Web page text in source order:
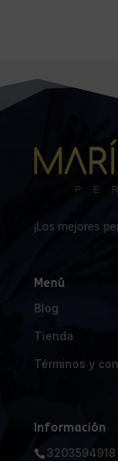
¡Los mejores
Menú
Blog
Tienda
Términos y
Información
3203594918